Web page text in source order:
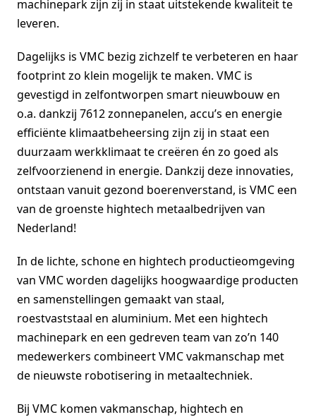
machinepark zijn zij in staat uitstekende kwaliteit te
leveren.
Dagelijks is VMC bezig zichzelf te verbeteren en haar
footprint zo klein mogelijk te maken. VMC is
gevestigd in zelfontworpen smart nieuwbouw en
o.a. dankzij 7612 zonnepanelen, accu’s en energie
efficiënte klimaatbeheersing zijn zij in staat een
duurzaam werkklimaat te creëren én zo goed als
zelfvoorzienend in energie. Dankzij deze innovaties,
ontstaan vanuit gezond boerenverstand, is VMC een
van de groenste hightech metaalbedrijven van
Nederland!
In de lichte, schone en hightech productieomgeving
van VMC worden dagelijks hoogwaardige producten
en samenstellingen gemaakt van staal,
roestvaststaal en aluminium. Met een hightech
machinepark en een gedreven team van zo’n 140
medewerkers combineert VMC vakmanschap met
de nieuwste robotisering in metaaltechniek.
Bij VMC komen vakmanschap, hightech en